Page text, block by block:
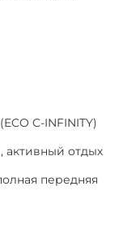
C-INFINITY)
активный отдых
передняя